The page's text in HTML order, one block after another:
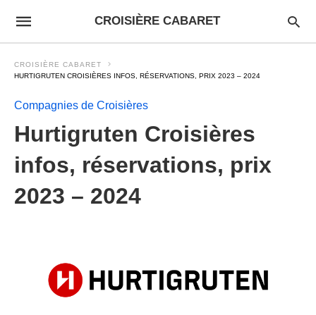
CROISIÈRE CABARET
CROISIÈRE CABARET
HURTIGRUTEN CROISIÈRES INFOS, RÉSERVATIONS, PRIX 2023 – 2024
Compagnies de Croisières
Hurtigruten Croisières
infos, réservations, prix
2023 – 2024